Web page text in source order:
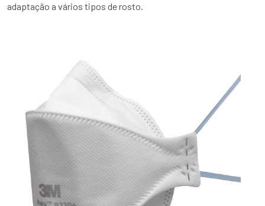
adaptação a vários tipos de rosto.